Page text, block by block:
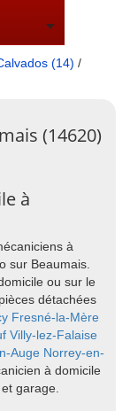
(14) /
(14620)
à
à
sur Beaumais.
ou sur le
détachées
Fresné-la-Mère
Villy-lez-Falaise
Auge Norrey-en-
à domicile
garage.